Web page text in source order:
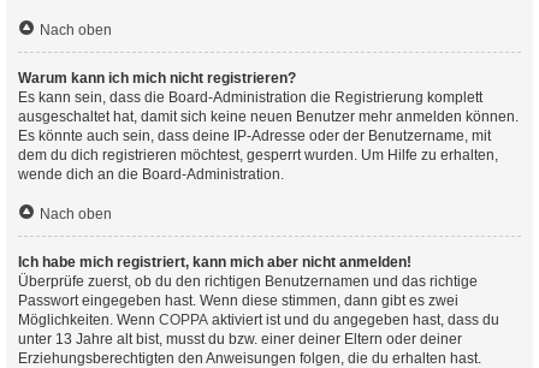
Nach oben
Warum kann ich mich nicht registrieren?
Es kann sein, dass die Board-Administration die Registrierung komplett
ausgeschaltet hat, damit sich keine neuen Benutzer mehr anmelden können.
Es könnte auch sein, dass deine IP-Adresse oder der Benutzername, mit
dem du dich registrieren möchtest, gesperrt wurden. Um Hilfe zu erhalten,
wende dich an die Board-Administration.
Nach oben
Ich habe mich registriert, kann mich aber nicht anmelden!
Überprüfe zuerst, ob du den richtigen Benutzernamen und das richtige
Passwort eingegeben hast. Wenn diese stimmen, dann gibt es zwei
Möglichkeiten. Wenn COPPA aktiviert ist und du angegeben hast, dass du
unter 13 Jahre alt bist, musst du bzw. einer deiner Eltern oder deiner
Erziehungsberechtigten den Anweisungen folgen, die du erhalten hast.